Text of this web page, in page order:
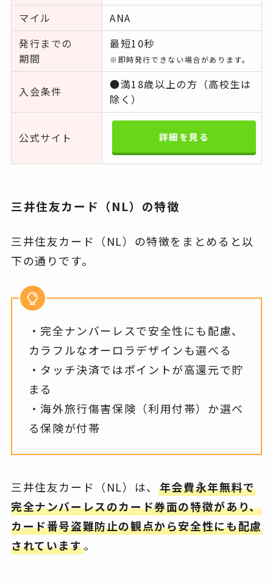
マイル
ANA
発行までの
期間
最短10秒
※即時発行できない場合があります。
入会条件
●満18歳以上の方（高校生は
除く）
公式サイト 詳細を見る
三井住友カード（NL）の特徴
三井住友カード（NL）の特徴をまとめると以
下の通りです。
・完全ナンバーレスで安全性にも配慮、
カラフルなオーロラデザインも選べる
・タッチ決済ではポイントが高還元で貯
まる
・海外旅行傷害保険（利用付帯）か選べ
る保険が付帯
三井住友カード（NL）は、 年会費永年無料で
完全ナンバーレスのカード券面の特徴があり、
カード番号盗難防止の観点から安全性にも配慮
されています。